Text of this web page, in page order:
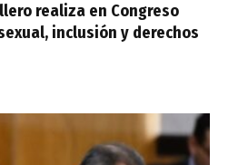
realiza en Congreso
inclusión y derechos